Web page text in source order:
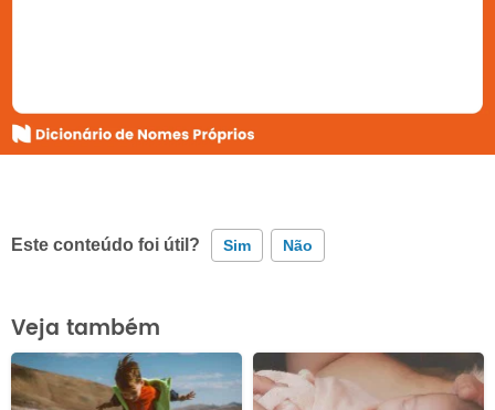
Este conteúdo foi útil? Sim Não
Este conteúdo contém informação incorreta
Este conteúdo não tem a informação que procuro
Outro
Veja também